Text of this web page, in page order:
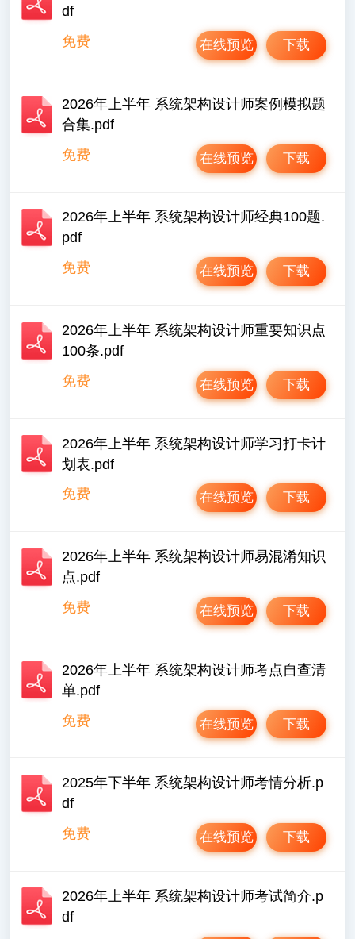
df
免费
下载
在线预览
2026年上半年 系统架构设计师案例模拟题
合集.pdf
免费
下载
在线预览
2026年上半年 系统架构设计师经典100题.
pdf
免费
下载
在线预览
2026年上半年 系统架构设计师重要知识点
100条.pdf
免费
下载
在线预览
2026年上半年 系统架构设计师学习打卡计
划表.pdf
免费
下载
在线预览
2026年上半年 系统架构设计师易混淆知识
点.pdf
免费
下载
在线预览
2026年上半年 系统架构设计师考点自查清
单.pdf
免费
下载
在线预览
2025年下半年 系统架构设计师考情分析.p
df
免费
下载
在线预览
2026年上半年 系统架构设计师考试简介.p
df